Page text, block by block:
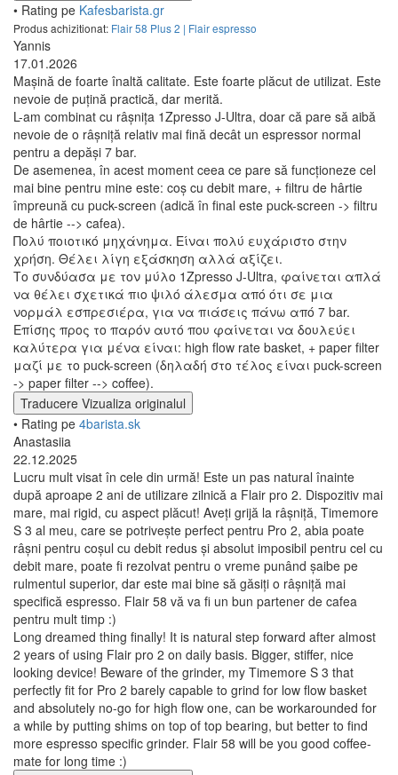
• Rating pe Kafesbarista.gr
Produs achizitionat: Flair 58 Plus 2 | Flair espresso
Yannis
17.01.2026
Mașină de foarte înaltă calitate. Este foarte plăcut de utilizat. Este
nevoie de puțină practică, dar merită.
L-am combinat cu râșnița 1Zpresso J-Ultra, doar că pare să aibă
nevoie de o râșniță relativ mai fină decât un espressor normal
pentru a depăși 7 bar.
De asemenea, în acest moment ceea ce pare să funcționeze cel
mai bine pentru mine este: coș cu debit mare, + filtru de hârtie
împreună cu puck-screen (adică în final este puck-screen -> filtru
de hârtie --> cafea).
Πολύ ποιοτικό μηχάνημα. Είναι πολύ ευχάριστο στην
χρήση. Θέλει λίγη εξάσκηση αλλά αξίζει.
Το συνδύασα με τον μύλο 1Zpresso J-Ultra, φαίνεται απλά
να θέλει σχετικά πιο ψιλό άλεσμα από ότι σε μια
νορμάλ εσπρεσιέρα, για να πιάσεις πάνω από 7 bar.
Επίσης προς το παρόν αυτό που φαίνεται να δουλεύει
καλύτερα για μένα είναι: high flow rate basket, + paper filter
μαζί με το puck-screen (δηλαδή στο τέλος είναι puck-screen
-> paper filter --> coffee).
Traducere Vizualiza originalul
• Rating pe 4barista.sk
Anastasiia
22.12.2025
Lucru mult visat în cele din urmă! Este un pas natural înainte
după aproape 2 ani de utilizare zilnică a Flair pro 2. Dispozitiv mai
mare, mai rigid, cu aspect plăcut! Aveți grijă la râșniță, Timemore
S 3 al meu, care se potrivește perfect pentru Pro 2, abia poate
râșni pentru coșul cu debit redus și absolut imposibil pentru cel cu
debit mare, poate fi rezolvat pentru o vreme punând șaibe pe
rulmentul superior, dar este mai bine să găsiți o râșniță mai
specifică espresso. Flair 58 vă va fi un bun partener de cafea
pentru mult timp :)
Long dreamed thing finally! It is natural step forward after almost
2 years of using Flair pro 2 on daily basis. Bigger, stiffer, nice
looking device! Beware of the grinder, my Timemore S 3 that
perfectly fit for Pro 2 barely capable to grind for low flow basket
and absolutely no-go for high flow one, can be workarounded for
a while by putting shims on top of top bearing, but better to find
more espresso specific grinder. Flair 58 will be you good coffee-
mate for long time :)